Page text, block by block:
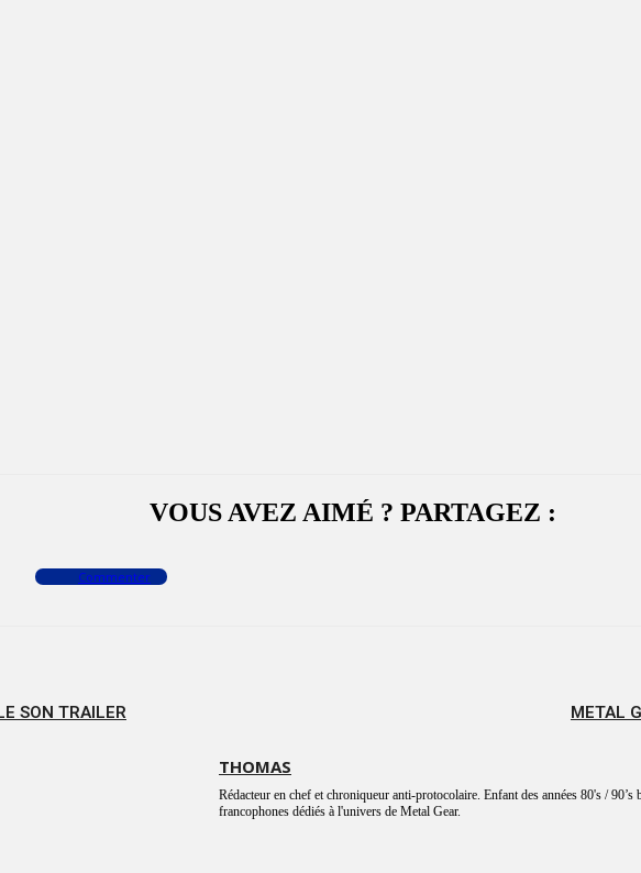
VOUS AVEZ AIMÉ ? PARTAGEZ :
Commenter
SON TRAILER METAL
THOMAS
Rédacteur en chef et chroniqueur anti-protocolaire. Enfant des années 80's /
francophones dédiés à l'univers de Metal Gear.